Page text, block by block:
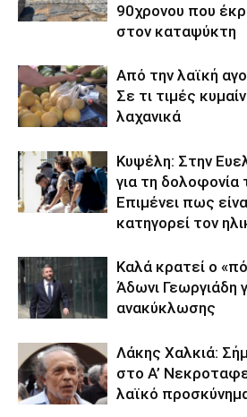
90χρονου που
στον καταψύκτη
Από την λαϊκή
Σε τι τιμές
λαχανικά
Κυψέλη: Στην
για τη δολοφονία
Επιμένει πως
κατηγορεί τον
Καλά κρατεί ο
Άδωνι Γεωργιάδη
ανακύκλωσης
Λάκης Χαλκιά:
στο Α’
λαϊκό